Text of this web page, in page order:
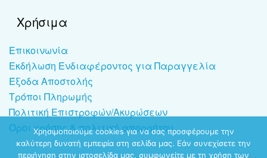
Χρήσιμα
Επικοινωνία
Εκδήλωση Ενδιαφέροντος για Παραγγελία
Έξοδα Αποστολής
Τρόποι Πληρωμής
Πολιτική Επιστροφών/Ακυρώσεων
Όροι χρήσης & πολιτική απορρήτου
Χρησιμοποιούμε cookies για να σας προσφέρουμε την
καλύτερη δυνατή εμπειρία στη σελίδα μας. Εάν συνεχίσετε την
περιήγηση στην ιστοσελίδα μας, συμφωνείτε με τη χρήση των